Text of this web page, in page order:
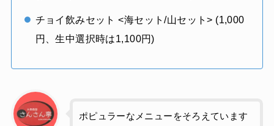
チョイ飲みセット <海セット/山セット> (1,000
円、生中選択時は1,100円)
ポピュラーなメニューをそろえています